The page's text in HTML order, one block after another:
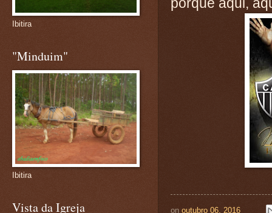
on outubro 06, 2016
Ibitira
"Minduim"
Ibitira
Vista da Igreja